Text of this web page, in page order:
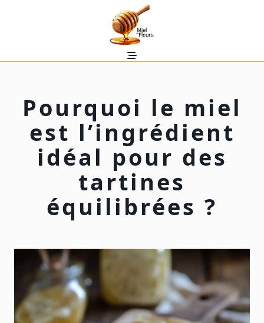
Skip
to
content
Pourquoi le miel
est l’ingrédient
idéal pour des
tartines
équilibrées ?